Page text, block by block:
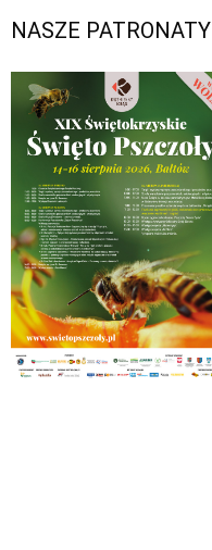
NASZE PATRONATY